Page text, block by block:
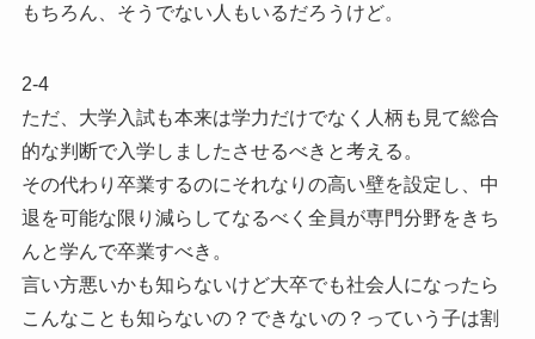
もちろん、そうでない人もいるだろうけど。
2-4
ただ、大学入試も本来は学力だけでなく人柄も見て総合
的な判断で入学しましたさせるべきと考える。
その代わり卒業するのにそれなりの高い壁を設定し、中
退を可能な限り減らしてなるべく全員が専門分野をきち
んと学んで卒業すべき。
言い方悪いかも知らないけど大卒でも社会人になったら
こんなことも知らないの？できないの？っていう子は割